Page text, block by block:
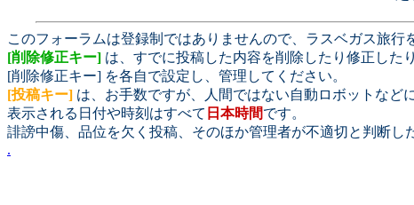
このフォーラムは登録制ではありませんので、ラスベガス旅
[削除修正キー] は、すでに投稿した内容を削除したり修正した
[削除修正キー] を各自で設定し、管理してください。
[投稿キー] は、お手数ですが、人間ではない自動ロボットなど
表示される日付や時刻はすべて 日本時間です。
誹謗中傷、品位を欠く投稿、そのほか管理者が不適切と判断し
.